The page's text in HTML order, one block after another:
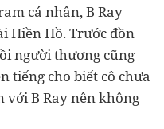
cá nhân, B Ray
Hiền Hồ. Trước đồn
người thương cũng
tiếng cho biết cô chưa
B Ray nên không